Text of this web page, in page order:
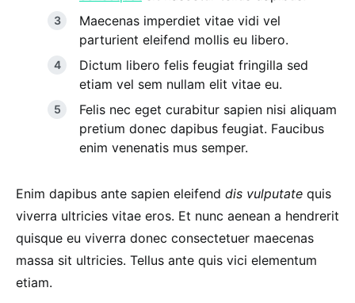
Maecenas imperdiet vitae vidi vel
parturient eleifend mollis eu libero.
Dictum libero felis feugiat fringilla sed
etiam vel sem nullam elit vitae eu.
Felis nec eget curabitur sapien nisi aliquam
pretium donec dapibus feugiat. Faucibus
enim venenatis mus semper.
Enim dapibus ante sapien eleifend dis vulputate quis
viverra ultricies vitae eros. Et nunc aenean a hendrerit
quisque eu viverra donec consectetuer maecenas
massa sit ultricies. Tellus ante quis vici elementum
etiam.